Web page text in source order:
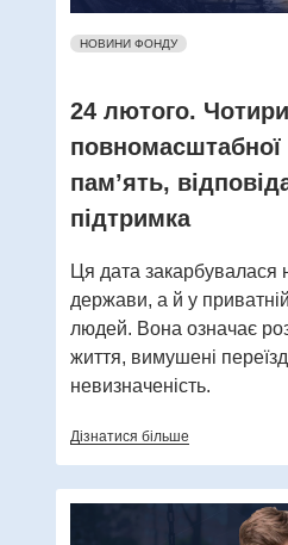
НОВИНИ ФОНДУ
24 лютого.
повномасштабної
пам’ять,
підтримка
Ця дата закарбувалася
держави, а й у
людей. Вона означає
життя, вимушені
невизначеність.
Дізнатися більше